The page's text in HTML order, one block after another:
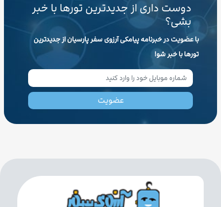
دوست داری از جدیدترین تورها با خبر
بشی؟
با عضویت در خبرنامه پیامکی آرزوی سفر پارسیان از جدیدترین
تورها با خبر شو!
عضویت